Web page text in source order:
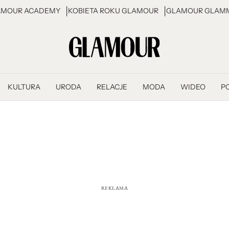
ACADEMY KOBIETA ROKU GLAMOUR GLAMOUR
KULTURA URODA RELACJE MODA WIDEO